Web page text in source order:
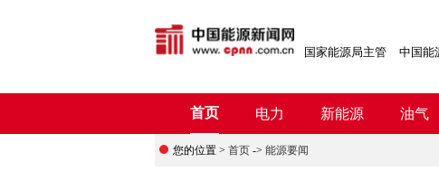
国家能源局主管 中国能
首页 电力 新能源 油气
您的位置 > 首页 -> 能源要闻